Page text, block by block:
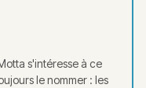
s'intéresse à ce
le nommer : les